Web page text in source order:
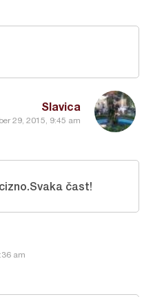
Slavica
29, 2015, 9:45 am
am
čast!